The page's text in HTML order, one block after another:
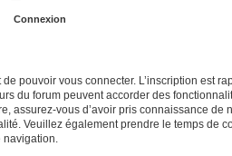
pouvoir vous connecter. L’inscription est
du forum peuvent accorder des
assurez-vous d’avoir pris connaissance de
Veuillez également prendre le temps de